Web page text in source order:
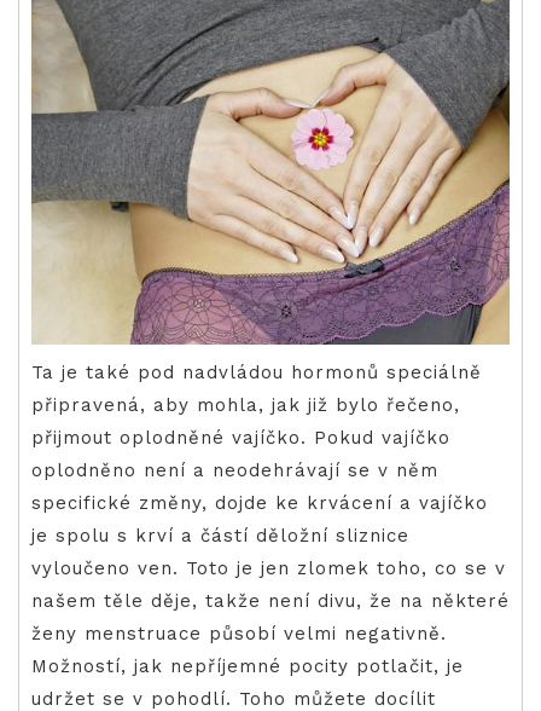
Ta je také pod nadvládou hormonů speciálně
připravená, aby mohla, jak již bylo řečeno,
přijmout oplodněné vajíčko. Pokud vajíčko
oplodněno není a neodehrávají se v něm
specifické změny, dojde ke krvácení a vajíčko
je spolu s krví a částí děložní sliznice
vyloučeno ven. Toto je jen zlomek toho, co se v
našem těle děje, takže není divu, že na některé
ženy menstruace působí velmi negativně.
Možností, jak nepříjemné pocity potlačit, je
udržet se v pohodlí. Toho můžete docílit